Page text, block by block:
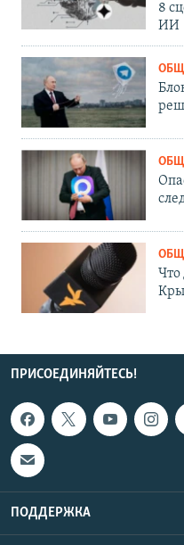
8
ИИ
Что
ПРИСОЕДИНЯЙТЕСЬ!
ПОДДЕРЖКА